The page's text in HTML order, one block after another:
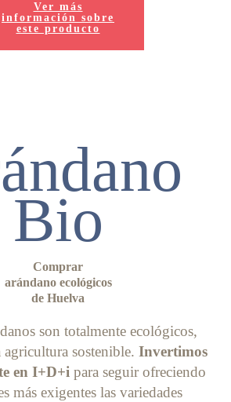
Ver más
información sobre
este producto
Bio
Comprar
arándano ecológicos
de Huelva
son totalmente ecológicos,
sostenible. Invertimos
en I+D+i para seguir ofreciendo
más exigentes las variedades